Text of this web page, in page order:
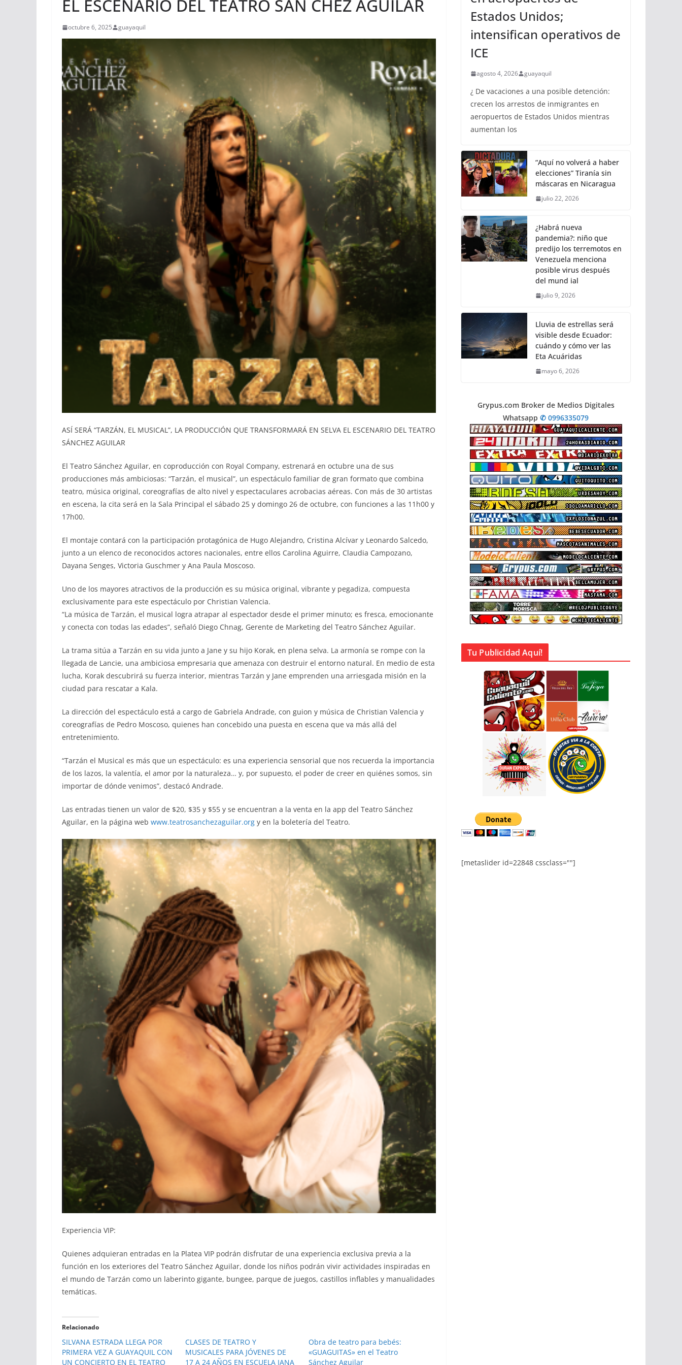
EL ESCENARIO DEL TEATRO SÁN CHEZ AGUILAR
octubre 6, 2025 guayaquil
ASÍ SERÁ “TARZÁN, EL MUSICAL”, LA PRODUCCIÓN QUE TRANSFORMARÁ EN SELVA EL ESCENARIO DEL TEATRO
SÁNCHEZ AGUILAR
El Teatro Sánchez Aguilar, en coproducción con Royal Company, estrenará en octubre una de sus
producciones más ambiciosas: “Tarzán, el musical”, un espectáculo familiar de gran formato que combina
teatro, música original, coreografías de alto nivel y espectaculares acrobacias aéreas. Con más de 30 artistas
en escena, la cita será en la Sala Principal el sábado 25 y domingo 26 de octubre, con funciones a las 11h00 y
17h00.
El montaje contará con la participación protagónica de Hugo Alejandro, Cristina Alcívar y Leonardo Salcedo,
junto a un elenco de reconocidos actores nacionales, entre ellos Carolina Aguirre, Claudia Campozano,
Dayana Senges, Victoria Guschmer y Ana Paula Moscoso.
Uno de los mayores atractivos de la producción es su música original, vibrante y pegadiza, compuesta
exclusivamente para este espectáculo por Christian Valencia.
“La música de Tarzán, el musical logra atrapar al espectador desde el primer minuto; es fresca, emocionante
y conecta con todas las edades”, señaló Diego Chnag, Gerente de Marketing del Teatro Sánchez Aguilar.
La trama sitúa a Tarzán en su vida junto a Jane y su hijo Korak, en plena selva. La armonía se rompe con la
llegada de Lancie, una ambiciosa empresaria que amenaza con destruir el entorno natural. En medio de esta
lucha, Korak descubrirá su fuerza interior, mientras Tarzán y Jane emprenden una arriesgada misión en la
ciudad para rescatar a Kala.
La dirección del espectáculo está a cargo de Gabriela Andrade, con guion y música de Christian Valencia y
coreografías de Pedro Moscoso, quienes han concebido una puesta en escena que va más allá del
entretenimiento.
“Tarzán el Musical es más que un espectáculo: es una experiencia sensorial que nos recuerda la importancia
de los lazos, la valentía, el amor por la naturaleza… y, por supuesto, el poder de creer en quiénes somos, sin
importar de dónde venimos”, destacó Andrade.
Las entradas tienen un valor de $20, $35 y $55 y se encuentran a la venta en la app del Teatro Sánchez
Aguilar, en la página web www.teatrosanchezaguilar.org y en la boletería del Teatro.
Experiencia VIP:
Quienes adquieran entradas en la Platea VIP podrán disfrutar de una experiencia exclusiva previa a la
función en los exteriores del Teatro Sánchez Aguilar, donde los niños podrán vivir actividades inspiradas en
el mundo de Tarzán como un laberinto gigante, bungee, parque de juegos, castillos inflables y manualidades
temáticas.
Relacionado
SILVANA ESTRADA LLEGA POR
PRIMERA VEZ A GUAYAQUIL CON
UN CONCIERTO EN EL TEATRO
CLASES DE TEATRO Y
MUSICALES PARA JÓVENES DE
17 A 24 AÑOS EN ESCUELA JANA
Obra de teatro para bebés:
«GUAGUITAS» en el Teatro
Sánchez Aguilar
Estados Unidos;
intensifican operativos de
ICE
agosto 4, 2026 guayaquil
¿ De vacaciones a una posible detención:
crecen los arrestos de inmigrantes en
aeropuertos de Estados Unidos mientras
aumentan los
“Aquí no volverá a haber
elecciones” Tiranía sin
máscaras en Nicaragua
julio 22, 2026
¿Habrá nueva
pandemia?: niño que
predijo los terremotos en
Venezuela menciona
posible virus después
del mund ial
julio 9, 2026
Lluvia de estrellas será
visible desde Ecuador:
cuándo y cómo ver las
Eta Acuáridas
mayo 6, 2026
Grypus.com Broker de Medios Digitales
Whatsapp ✆ 0996335079
Tu Publicidad Aquí!
[metaslider id=22848 cssclass=""]